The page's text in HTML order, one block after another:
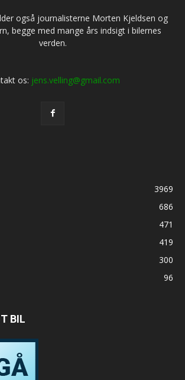
også journalisterne Morten Kjeldsen og
begge med mange års indsigt i bilernes
verden.
os: jens.velling@gmail.com
3969
686
471
419
300
96
BIL